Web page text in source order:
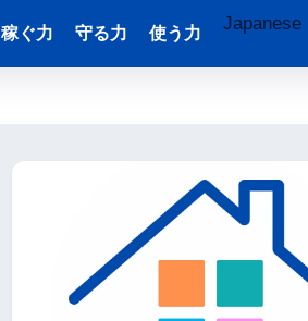
稼ぐ力 守る力 使う力